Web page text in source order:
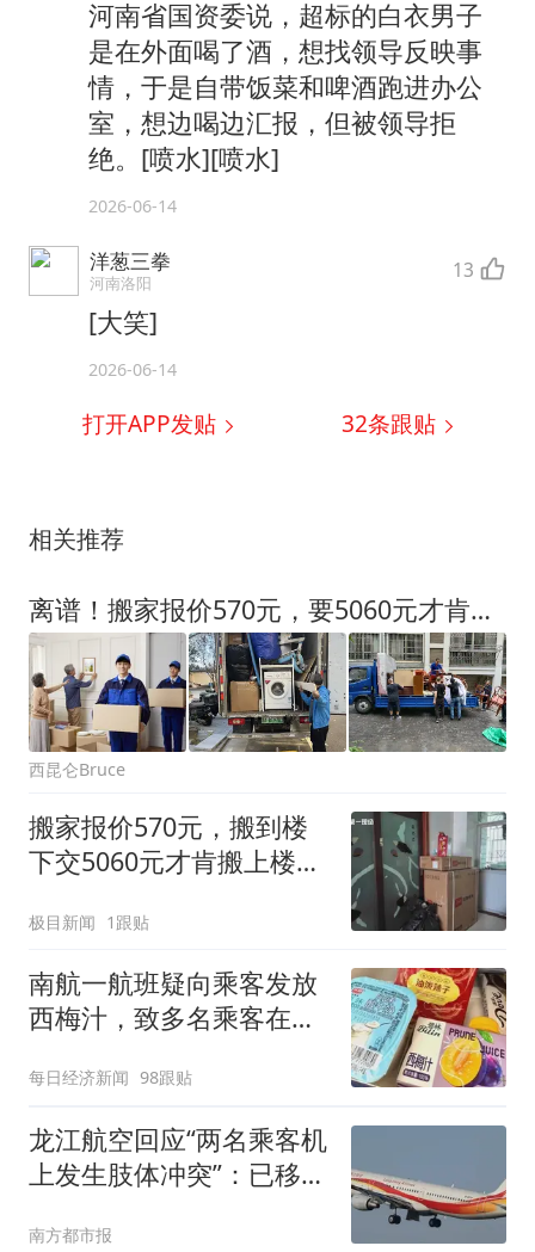
河南省国资委说，超标的白衣男子
是在外面喝了酒，想找领导反映事
情，于是自带饭菜和啤酒跑进办公
室，想边喝边汇报，但被领导拒
绝。[喷水][喷水]
2026-06-14
洋葱三拳
河南洛阳 13
[大笑]
2026-06-14
打开APP发贴 32条跟贴
相关推荐
离谱！搬家报价570元，要5060元才肯上楼，最新真相曝光
西昆仑Bruce
搬家报价570元，搬到楼
下交5060元才肯搬上楼！
极目新闻 1跟贴
南航一航班疑向乘客发放
西梅汁，致多名乘客在飞
客：机上100多人只有2个
厕所；客服回应：并非每
架飞机都会发放西梅汁
每日经济新闻 98跟贴
龙江航空回应“两名乘客机
上发生肢体冲突”：已移交
南方都市报